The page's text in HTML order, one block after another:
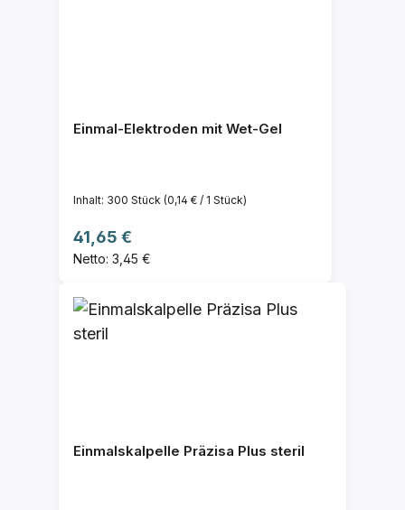
Einmal-Elektroden mit Wet-Gel
Inhalt: 300 Stück (0,14 € / 1 Stück)
Regulärer Preis:
41,65 €
Netto: 3,45 €
Einmalskalpelle Präzisa Plus steril